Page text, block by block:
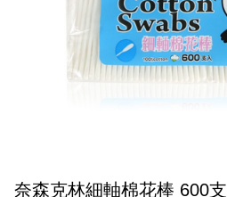
奈森克林細軸棉花棒 600支